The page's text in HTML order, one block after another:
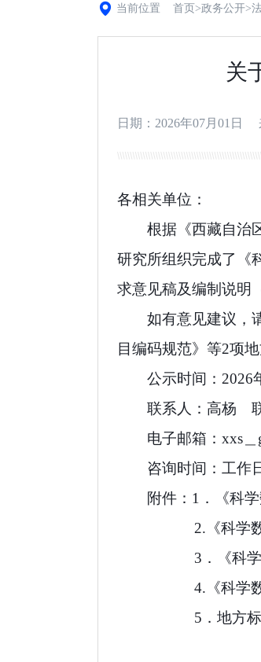
当前位置 首页 >政务公开>
关
日期：2026年07月01日
各相关单位：
根据 《西藏自
研究所组织完成了《
求意见稿及编制说明
如有意见建议 ，
目编码规范》等2项
公示时间： 2026
联系人：高杨
电子邮箱： xxs＿
咨询时间：工作
附件： 1．
《科
2.《科学数
3．
《科
4.《科学数
5． 地方